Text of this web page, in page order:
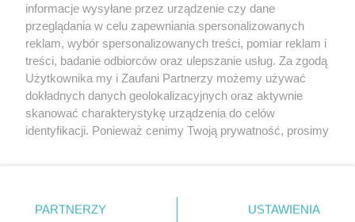
Zapamiętać?
Zaloguj
Zapomniałem hasła
Copyright © 2022 Kurier Szczeciński sp. z o.o.
informacje wysyłane przez urządzenie czy dane
przeglądania w celu zapewniania spersonalizowanych
reklam, wybór spersonalizowanych treści, pomiar reklam i
treści, badanie odbiorców oraz ulepszanie usług. Za zgodą
Użytkownika my i Zaufani Partnerzy możemy używać
dokładnych danych geolokalizacyjnych oraz aktywnie
skanować charakterystykę urządzenia do celów
identyfikacji. Ponieważ cenimy Twoją prywatność, prosimy
prywatności znajdujący się w lewym dolnym rogu strony
. Niektóre rodzaje przetwarzania danych nie wymagają
PARTNERZY USTAWIENIA